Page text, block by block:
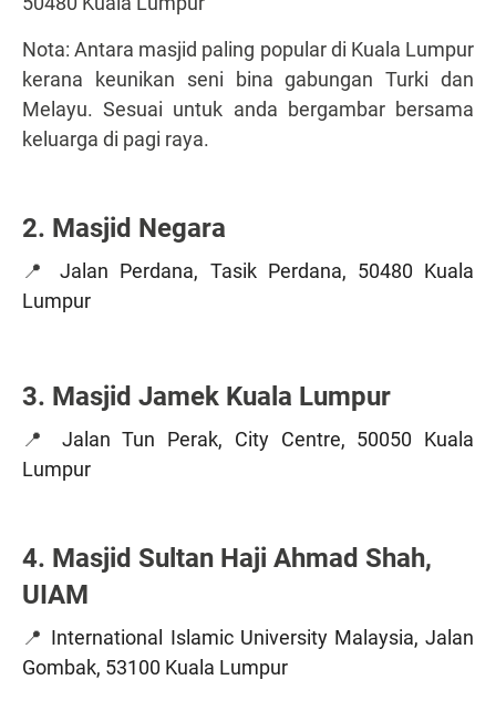
Nota: Antara masjid paling popular di Kuala Lumpur
kerana keunikan seni bina gabungan Turki dan
Melayu. Sesuai untuk anda bergambar bersama
keluarga di pagi raya.
2. Masjid Negara
📍Jalan Perdana, Tasik Perdana, 50480 Kuala
Lumpur
3. Masjid Jamek Kuala Lumpur
📍 Jalan Tun Perak, City Centre, 50050 Kuala
Lumpur
4. Masjid Sultan Haji Ahmad Shah,
UIAM
📍 International Islamic University Malaysia, Jalan
Gombak, 53100 Kuala Lumpur